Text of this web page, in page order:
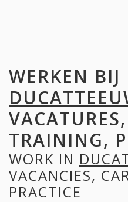
WERKEN BIJ
TRAINING,
WORK IN
VACANCIES,
PRACTICE